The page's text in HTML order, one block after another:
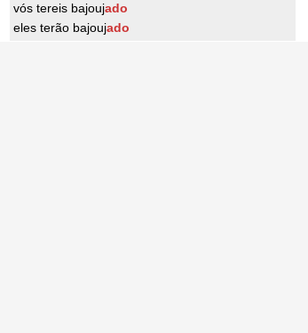
vós tereis bajoujado
eles terão bajoujado